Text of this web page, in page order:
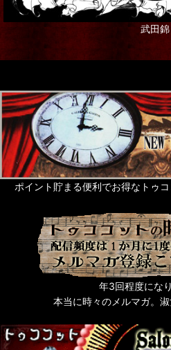
武田錦
ポイント貯まる便利でお得なトゥ
年3回程度にな
本当に時々のメルマガ。淑